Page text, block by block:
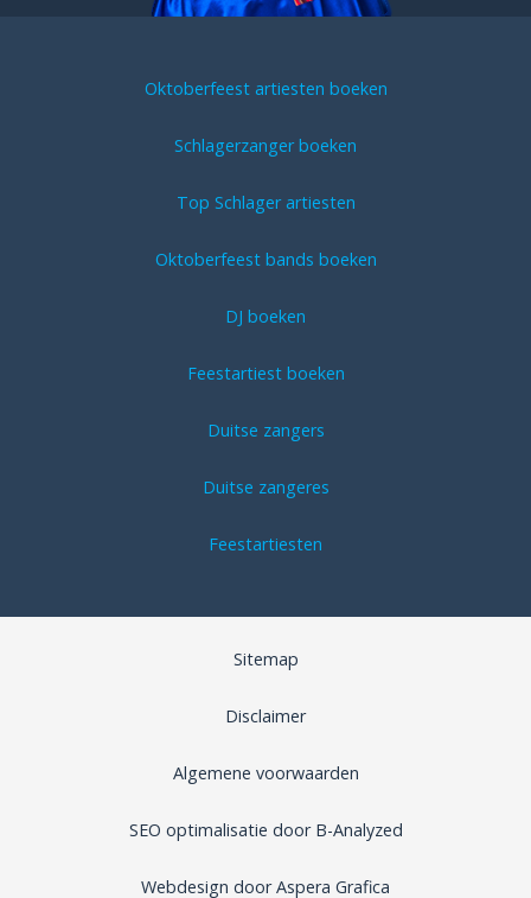
Oktoberfeest artiesten boeken
Schlagerzanger boeken
Top Schlager artiesten
Oktoberfeest bands boeken
DJ boeken
Feestartiest boeken
Duitse zangers
Duitse zangeres
Feestartiesten
Sitemap
Disclaimer
Algemene voorwaarden
SEO optimalisatie door B-Analyzed
Webdesign door Aspera Grafica